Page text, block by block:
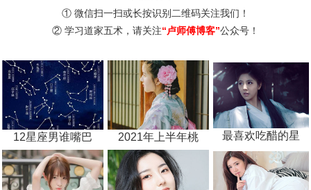
① 微信扫一扫或长按识别二维码关注我们！
② 学习道家五术，请关注“卢师傅博客”公众号！
12星座男谁嘴巴 2021年上半年桃 最喜欢吃醋的星